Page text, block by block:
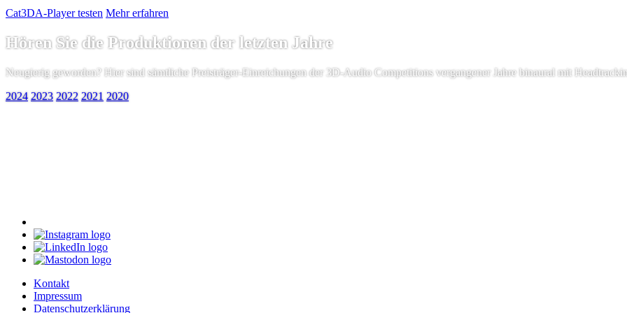
Cat3DA-Player testen Mehr erfahren
Hören Sie die Produktionen der letzten Jahre
Neugierig geworden? Hier sind sämtliche Preisträger-Einreichungen der 3D-Audio Competitions vergangener Jahre binaural mit
2024 2023 2022 2021 2020
Kontakt
Impressum
Datenschutzerklärung